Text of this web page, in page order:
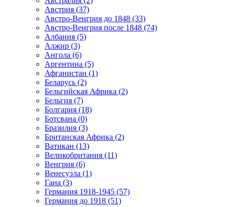
Австрия (37)
Австро-Венгрия до 1848 (33)
Австро-Венгрия после 1848 (74)
Албания (5)
Алжир (3)
Ангола (6)
Аргентина (5)
Афганистан (1)
Беларусь (2)
Бельгийская Африка (2)
Бельгия (7)
Болгария (18)
Ботсвана (0)
Бразилия (3)
Британская Африка (2)
Ватикан (13)
Великобритания (11)
Венгрия (6)
Венесуэла (1)
Гана (3)
Германия 1918-1945 (57)
Германия до 1918 (51)